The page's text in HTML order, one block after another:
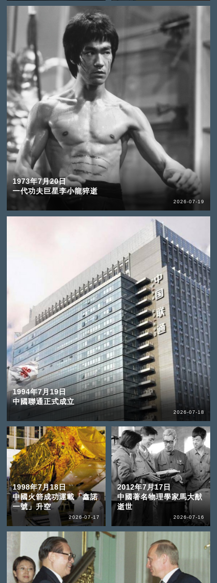
1973年7月20日
一代功夫巨星李小龍猝逝
2026-07-19
1994年7月19日
中國聯通正式成立
2026-07-18
1998年7月18日
中國火箭成功運載「鑫諾
一號」升空
2026-07-17
2012年7月17日
中國著名物理學家馬大猷
逝世
2026-07-16